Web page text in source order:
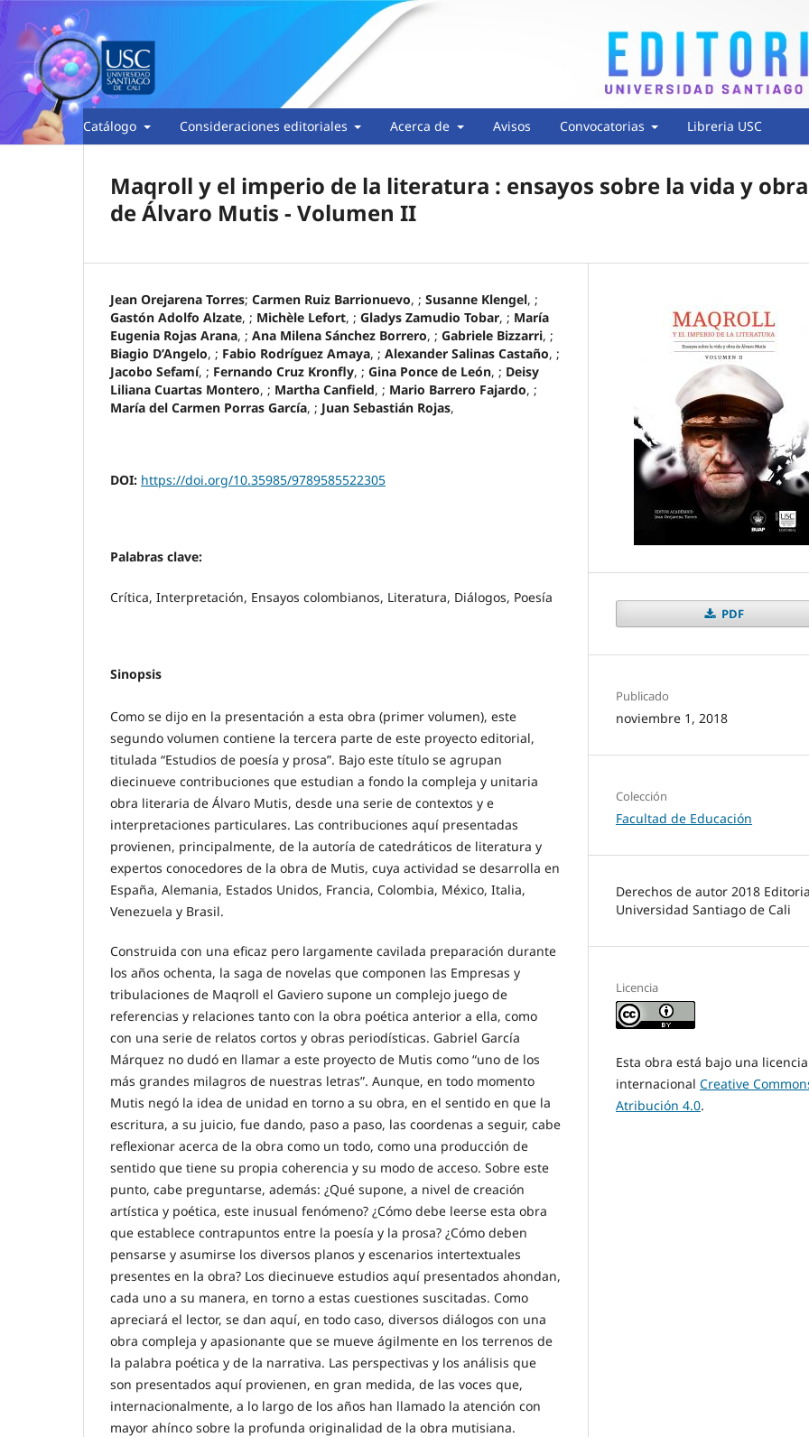
Catálogo Consideraciones editoriales Acerca de Avisos Convocatorias Libreria USC
Maqroll y el imperio de la literatura : ensayos sobre la vida y obra
de Álvaro Mutis - Volumen II
Jean Orejarena Torres; Carmen Ruiz Barrionuevo, ; Susanne Klengel, ;
Gastón Adolfo Alzate, ; Michèle Lefort, ; Gladys Zamudio Tobar, ; María
Eugenia Rojas Arana, ; Ana Milena Sánchez Borrero, ; Gabriele Bizzarri, ;
Biagio D’Angelo, ; Fabio Rodríguez Amaya, ; Alexander Salinas Castaño, ;
Jacobo Sefamí, ; Fernando Cruz Kronfly, ; Gina Ponce de León, ; Deisy
Liliana Cuartas Montero, ; Martha Canfield, ; Mario Barrero Fajardo, ;
María del Carmen Porras García, ; Juan Sebastián Rojas,
DOI: https://doi.org/10.35985/9789585522305
Palabras clave:
Crítica, Interpretación, Ensayos colombianos, Literatura, Diálogos, Poesía
Sinopsis
Como se dijo en la presentación a esta obra (primer volumen), este
segundo volumen contiene la tercera parte de este proyecto editorial,
titulada “Estudios de poesía y prosa”. Bajo este título se agrupan
diecinueve contribuciones que estudian a fondo la compleja y unitaria
obra literaria de Álvaro Mutis, desde una serie de contextos y e
interpretaciones particulares. Las contribuciones aquí presentadas
provienen, principalmente, de la autoría de catedráticos de literatura y
expertos conocedores de la obra de Mutis, cuya actividad se desarrolla en
España, Alemania, Estados Unidos, Francia, Colombia, México, Italia,
Venezuela y Brasil.
Construida con una eficaz pero largamente cavilada preparación durante
los años ochenta, la saga de novelas que componen las Empresas y
tribulaciones de Maqroll el Gaviero supone un complejo juego de
referencias y relaciones tanto con la obra poética anterior a ella, como
con una serie de relatos cortos y obras periodísticas. Gabriel García
Márquez no dudó en llamar a este proyecto de Mutis como “uno de los
más grandes milagros de nuestras letras”. Aunque, en todo momento
Mutis negó la idea de unidad en torno a su obra, en el sentido en que la
escritura, a su juicio, fue dando, paso a paso, las coordenas a seguir, cabe
reflexionar acerca de la obra como un todo, como una producción de
sentido que tiene su propia coherencia y su modo de acceso. Sobre este
punto, cabe preguntarse, además: ¿Qué supone, a nivel de creación
artística y poética, este inusual fenómeno? ¿Cómo debe leerse esta obra
que establece contrapuntos entre la poesía y la prosa? ¿Cómo deben
pensarse y asumirse los diversos planos y escenarios intertextuales
presentes en la obra? Los diecinueve estudios aquí presentados ahondan,
cada uno a su manera, en torno a estas cuestiones suscitadas. Como
apreciará el lector, se dan aquí, en todo caso, diversos diálogos con una
obra compleja y apasionante que se mueve ágilmente en los terrenos de
la palabra poética y de la narrativa. Las perspectivas y los análisis que
son presentados aquí provienen, en gran medida, de las voces que,
internacionalmente, a lo largo de los años han llamado la atención con
mayor ahínco sobre la profunda originalidad de la obra mutisiana.
PDF
Publicado
noviembre 1, 2018
Colección
Facultad de Educación
Derechos de autor 2018
Universidad Santiago de Cali
Licencia
Esta obra está bajo una licencia
internacional Creative
Atribución 4.0.